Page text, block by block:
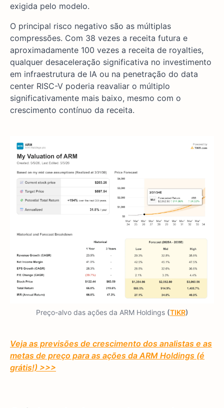
exigida pelo modelo.
O principal risco negativo são as múltiplas
compressões. Com 38 vezes a receita futura e
aproximadamente 100 vezes a receita de royalties,
qualquer desaceleração significativa no investimento
em infraestrutura de IA ou na penetração do data
center RISC-V poderia reavaliar o múltiplo
significativamente mais baixo, mesmo com o
crescimento contínuo da receita.
Preço-alvo das ações da ARM Holdings (TIKR)
Veja as previsões de crescimento dos analistas e as
metas de preço para as ações da ARM Holdings (é
grátis!) >>>